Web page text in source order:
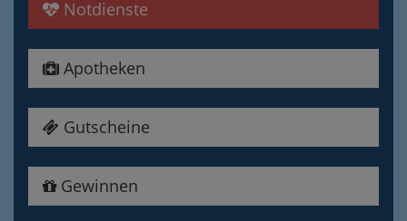
Notdienste
Apotheken
Gutscheine
Gewinnen